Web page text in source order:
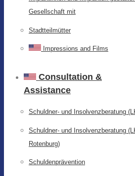
Gesellschaft mit
Stadtteilmütter
Impressions and Films
Consultation &
Assistance
Schuldner- und Insolvenzberatung
Schuldner- und Insolvenzberatung
Rotenburg)
Schuldenprävention